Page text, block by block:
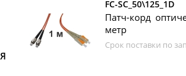
FC-SC_50\125_1D
Патч-корд
метр
Срок поставки по